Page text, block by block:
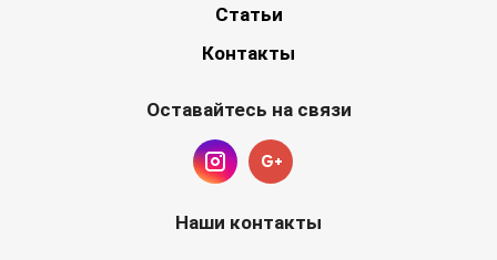
Статьи
Контакты
Оставайтесь на связи
Наши контакты